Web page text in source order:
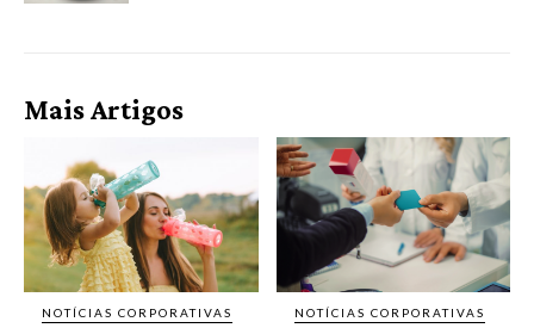
Mais Artigos
NOTÍCIAS CORPORATIVAS NOTÍCIAS CORPORATIVAS